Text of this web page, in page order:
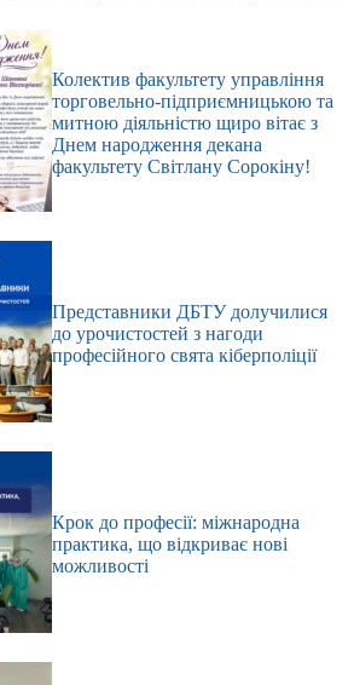
Колектив факультету управління
торговельно-підприємницькою та
митною діяльністю щиро вітає з
Днем народження декана
факультету Світлану Сорокіну!
Представники ДБТУ долучилися
до урочистостей з нагоди
професійного свята кіберполіції
Крок до професії: міжнародна
практика, що відкриває нові
можливості